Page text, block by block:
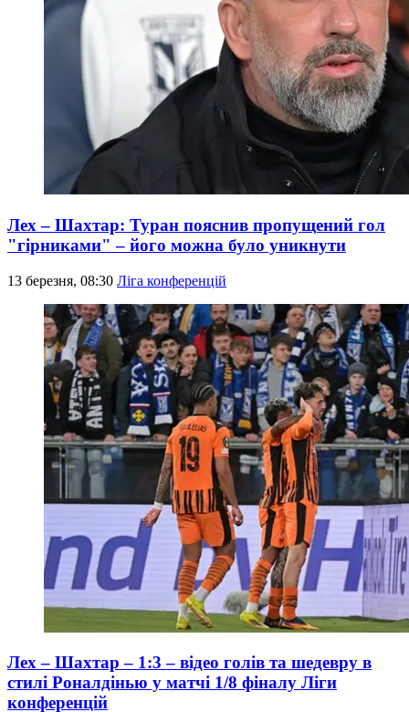
Лех – Шахтар: Туран пояснив пропущений гол
"гірниками" – його можна було уникнути
13 березня, 08:30 Ліга конференцій
Лех – Шахтар – 1:3 – відео голів та шедевру в
стилі Роналдінью у матчі 1/8 фіналу Ліги
конференцій